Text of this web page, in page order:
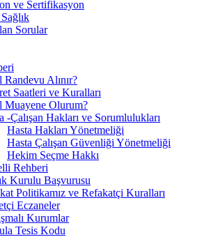
ve Sertifikasyon
Sorular
Randevu Alınır?
Saatleri ve Kuralları
Muayene Olurum?
-Çalışan Hakları ve Sorumlulukları
Hasta Hakları Yönetmeliği
Hasta Çalışan Güvenliği Yönetmeliği
Hekim Seçme Hakkı
Rehberi
Kurulu Başvurusu
Politikamız ve Refakatçi Kuralları
Eczaneler
Kurumlar
Tesis Kodu